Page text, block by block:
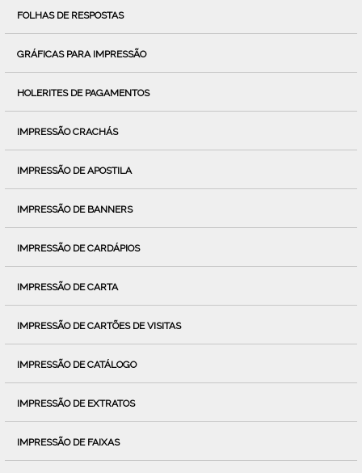
FOLHAS DE RESPOSTAS
GRÁFICAS PARA IMPRESSÃO
HOLERITES DE PAGAMENTOS
IMPRESSÃO CRACHÁS
IMPRESSÃO DE APOSTILA
IMPRESSÃO DE BANNERS
IMPRESSÃO DE CARDÁPIOS
IMPRESSÃO DE CARTA
IMPRESSÃO DE CARTÕES DE VISITAS
IMPRESSÃO DE CATÁLOGO
IMPRESSÃO DE EXTRATOS
IMPRESSÃO DE FAIXAS